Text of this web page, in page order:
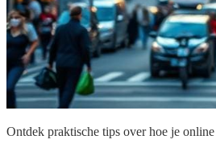
Ontdek praktische tips over hoe je